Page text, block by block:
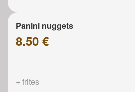
Panini nuggets
8.50 €
+ frites